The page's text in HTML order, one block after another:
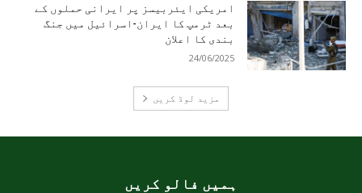
امریکی ایئربیسز پر ایرانی حملوں کے
بعد ٹرمپ کا ایران-اسرائیل میں جنگ
بندی کا اعلان
24/06/2025
مزید لوڈ کریں
ہمیں فالو کریں